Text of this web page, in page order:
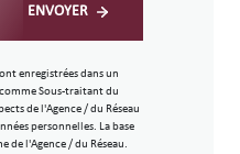
ENVOYER
enregistrées dans un
Sous-traitant du
de l'Agence / du Réseau
personnelles. La base
de l'Agence / du Réseau.